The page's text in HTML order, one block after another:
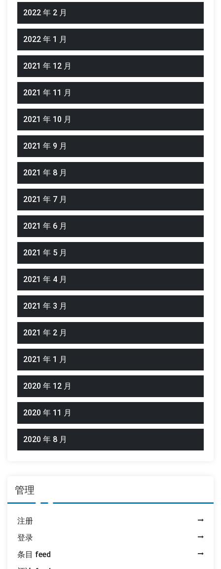
2022 年 2 月
2022 年 1 月
2021 年 12 月
2021 年 11 月
2021 年 10 月
2021 年 9 月
2021 年 8 月
2021 年 7 月
2021 年 6 月
2021 年 5 月
2021 年 4 月
2021 年 3 月
2021 年 2 月
2021 年 1 月
2020 年 12 月
2020 年 11 月
2020 年 8 月
管理
注册
登录
条目 feed